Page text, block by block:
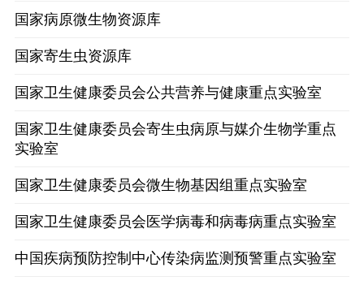
国家病原微生物资源库
国家寄生虫资源库
国家卫生健康委员会公共营养与健康重点实验室
国家卫生健康委员会寄生虫病原与媒介生物学重点
实验室
国家卫生健康委员会微生物基因组重点实验室
国家卫生健康委员会医学病毒和病毒病重点实验室
中国疾病预防控制中心传染病监测预警重点实验室